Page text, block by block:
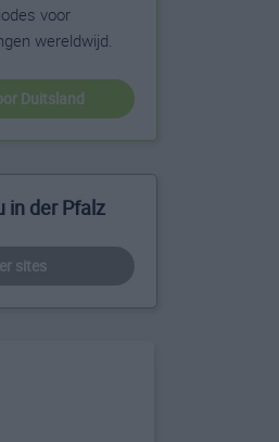
voor
wereldwijd.
Duitsland
in der Pfalz
sites